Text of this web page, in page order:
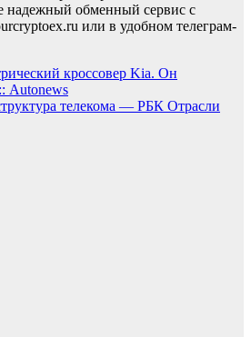
надежный обменный сервис с
или в удобном телеграм-
кроссовер Kia. Он
Autonews
телекома — РБК Отрасли